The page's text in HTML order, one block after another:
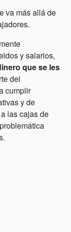
va más allá de
y salarios,
que se les
del
cumplir
y de
las cajas de